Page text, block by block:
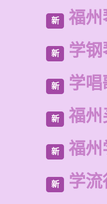
新 福州
新 学
新 学
新 福州
新 福州
新 学